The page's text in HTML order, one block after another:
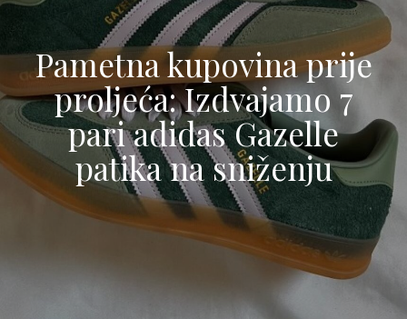
Pametna kupovina prije
proljeća: Izdvajamo 7
pari adidas Gazelle
patika na sniženju